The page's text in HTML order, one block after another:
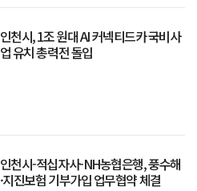
인천시, 1조 원대 AI 커넥티드카 국비사
업 유치 총력전 돌입
인천시-적십자사-NH농협은행, 풍수해
·지진보험 기부가입 업무협약 체결